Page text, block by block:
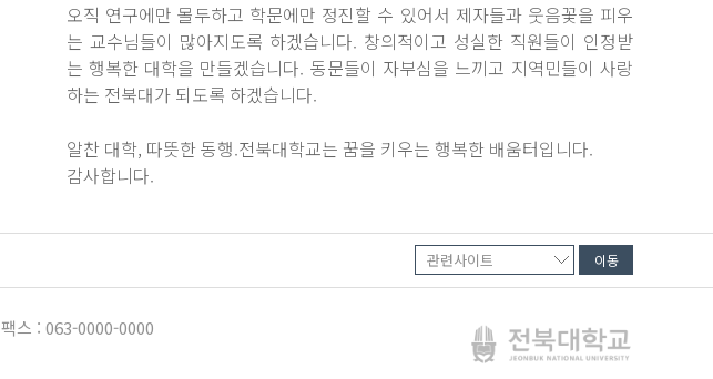
오직 연구에만 몰두하고 학문에만 정진할 수 있어서 제자들과 웃음꽃을 피우
는 교수님들이 많아지도록 하겠습니다. 창의적이고 성실한 직원들이 인정받
는 행복한 대학을 만들겠습니다. 동문들이 자부심을 느끼고 지역민들이 사랑
하는 전북대가 되도록 하겠습니다.
알찬 대학, 따뜻한 동행.전북대학교는 꿈을 키우는 행복한 배움터입니다.
감사합니다.
팩스 : 063-0000-0000